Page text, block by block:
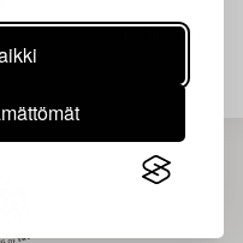
vastaavia kohteita.